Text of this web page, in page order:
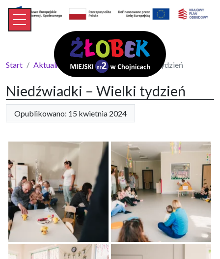
Start Aktualności Niedźwiadki – Wielki tydzień
Niedźwiadki – Wielki tydzień
Opublikowano: 15 kwietnia 2024